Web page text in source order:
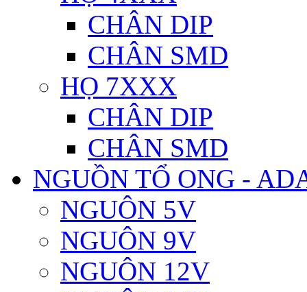
CHÂN DIP
CHÂN SMD
HỌ 7XXX
CHÂN DIP
CHÂN SMD
NGUỒN TỔ ONG -
NGUÔN 5V
NGUÔN 9V
NGUÔN 12V